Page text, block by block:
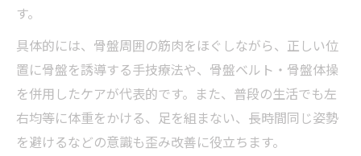
産後骨盤ケアを選ぶ際のポイントと注意点
自分に合った産後骨盤ケアのタイプを見極
める
産後骨盤ケアと施設ごとの特徴を比較検討
産後骨盤ケア選択時に押さえたい費用と条
す。
具体的には、骨盤周囲の筋肉をほぐしながら、正しい位
置に骨盤を誘導する手技療法や、骨盤ベルト・骨盤体操
を併用したケアが代表的です。また、普段の生活でも左
右均等に体重をかける、足を組まない、長時間同じ姿勢
を避けるなどの意識も歪み改善に役立ちます。